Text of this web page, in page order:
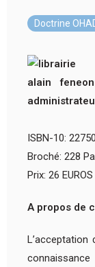
Doctrine
ISBN-10:
Broché: 228
Prix: 26
A propos de
L’acceptation